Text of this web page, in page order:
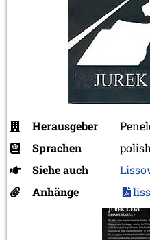
Herausgeber
Sprachen
polish
Siehe auch
Anhänge